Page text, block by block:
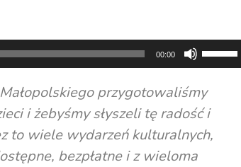
00:00
strzałek
góry
oraz
do
przygotowaliśmy
i żebyśmy słyszeli tę radość i
to wiele wydarzeń kulturalnych,
bezpłatne i z wieloma